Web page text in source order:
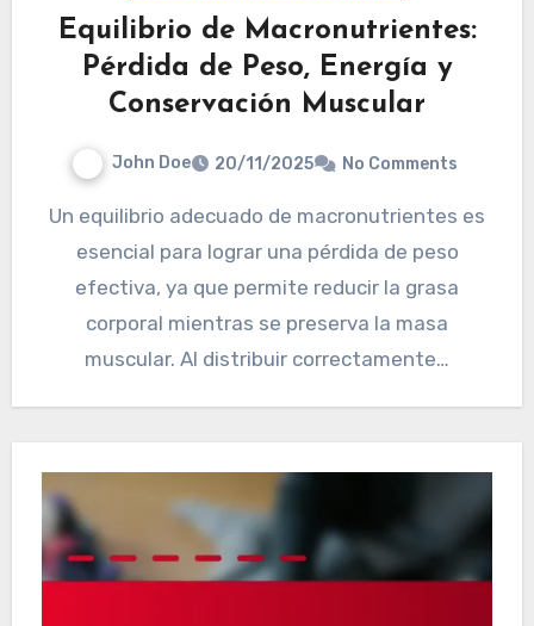
Equilibrio de Macronutrientes:
Pérdida de Peso, Energía y
Conservación Muscular
John Doe 20/11/2025 No Comments
Un equilibrio adecuado de macronutrientes es
esencial para lograr una pérdida de peso
efectiva, ya que permite reducir la grasa
corporal mientras se preserva la masa
muscular. Al distribuir correctamente…